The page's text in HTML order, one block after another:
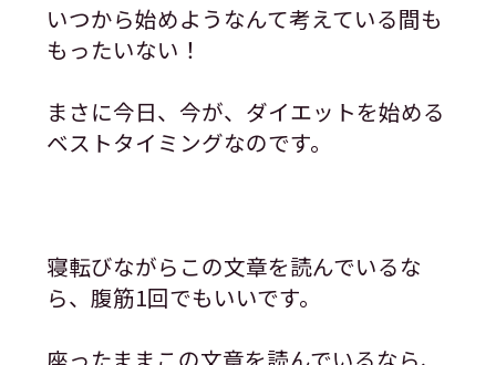
いつから始めようなんて考えている間も
もったいない！
まさに今日、今が、ダイエットを始める
ベストタイミングなのです。
寝転びながらこの文章を読んでいるな
ら、腹筋1回でもいいです。